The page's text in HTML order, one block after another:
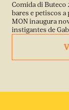
Comida di Buteco
bares e petiscos
MON inaugura
instigantes de